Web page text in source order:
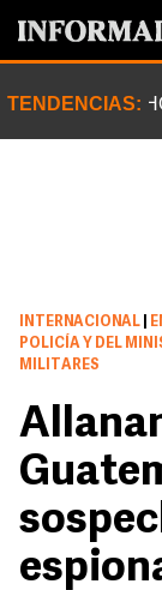
TENDENCIAS:
INTERNACIONAL
POLICÍA Y DEL
MILITARES